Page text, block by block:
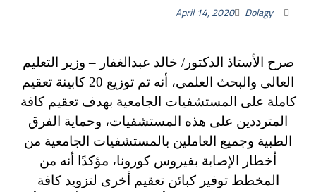
April 14, 2020 Dolagy
صرح الأستاذ الدكتور/ خالد عبدالغفار – وزير التعليم
العالى والبحث العلمى، أنه تم توزيع 20 كابينة تعقيم
كاملة على المستشفيات الجامعية بهدف تعقيم كافة
المترددين على هذه المستشفيات، وحماية الفرق
الطبية وجميع العاملين بالمستشفيات الجامعية من
أخطار الإصابة بفيروس كورونا، مؤكدًا أنه من
المخطط توفير كبائن تعقيم أخرى لتزويد كافة